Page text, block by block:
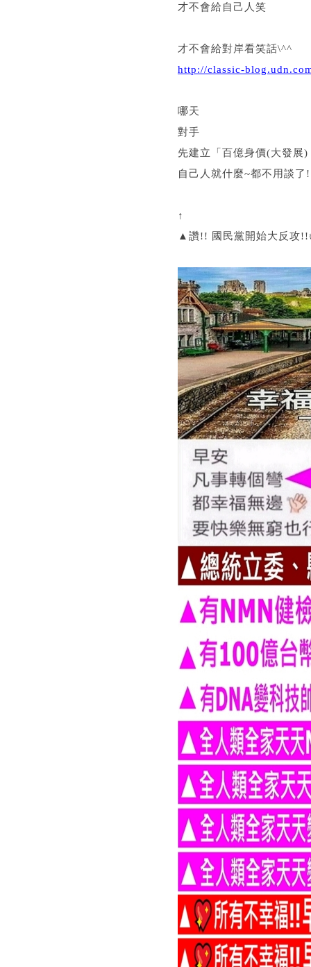
才不會給自己人笑
才不會給對岸看笑話\^^
http://classic-
哪天
對手
先建立「百億身價(大發展
自己人就什麼~都不用談了
↑
▲讚!! 國民黨開始大反攻